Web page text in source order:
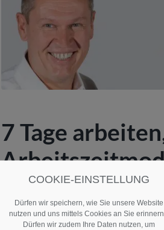
7 Tage
COOKIE-EINSTELLUNG
Dürfen wir speichern, wie Sie unsere Website
nutzen und uns mittels Cookies an Sie
Dürfen wir zudem Ihre Daten nutzen, um